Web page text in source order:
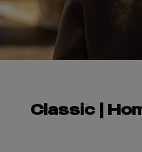
Classic |